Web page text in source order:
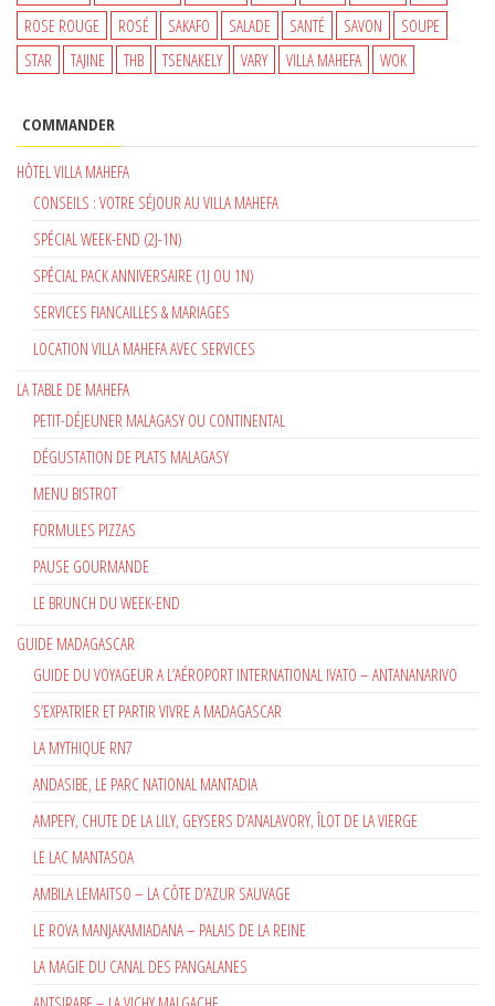
ROSE ROUGE
ROSÉ SAKAFO SALADE SANTÉ SAVON
SOUPE
STAR
TAJINE THB TSENAKELY VARY VILLA MAHEFA WOK
COMMANDER
HÔTEL VILLA MAHEFA
CONSEILS : VOTRE SÉJOUR AU VILLA MAHEFA
SPÉCIAL WEEK-END (2J-1N)
SPÉCIAL PACK ANNIVERSAIRE (1J OU 1N)
SERVICES FIANCAILLES & MARIAGES
LOCATION VILLA MAHEFA AVEC SERVICES
LA TABLE DE MAHEFA
PETIT-DÉJEUNER MALAGASY OU CONTINENTAL
DÉGUSTATION DE PLATS MALAGASY
MENU BISTROT
FORMULES PIZZAS
PAUSE GOURMANDE
LE BRUNCH DU WEEK-END
GUIDE MADAGASCAR
GUIDE DU VOYAGEUR A L’AÉROPORT INTERNATIONAL IVATO – ANTANANARIVO
S’EXPATRIER ET PARTIR VIVRE A MADAGASCAR
LA MYTHIQUE RN7
ANDASIBE, LE PARC NATIONAL MANTADIA
AMPEFY, CHUTE DE LA LILY, GEYSERS D’ANALAVORY, ÎLOT DE LA VIERGE
LE LAC MANTASOA
AMBILA LEMAITSO – LA CÔTE D’AZUR SAUVAGE
LE ROVA MANJAKAMIADANA – PALAIS DE LA REINE
LA MAGIE DU CANAL DES PANGALANES